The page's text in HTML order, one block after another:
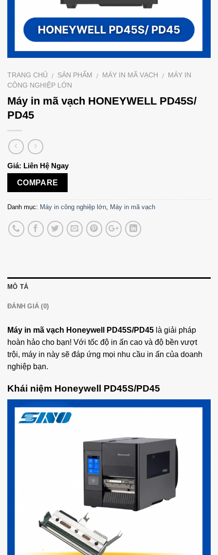
TRANG CHỦ / SẢN PHẨM / MÁY IN MÃ VẠCH /
MÁY IN
CÔNG NGHIỆP LỚN
Máy in mã vạch HONEYWELL PD45S/
PD45
Giá: Liên Hệ Ngay
COMPARE
Danh mục: Máy in công nghiệp lớn, Máy in mã vạch
MÔ TẢ
ĐÁNH GIÁ (0)
Máy in mã vạch Honeywell PD45S/PD45 là giải pháp
hoàn hảo cho bạn! Với tốc độ in ấn cao và độ bền vượt
trội, máy in này sẽ đáp ứng mọi nhu cầu in ấn của doanh
nghiệp bạn.
Khái niệm Honeywell PD45S/PD45